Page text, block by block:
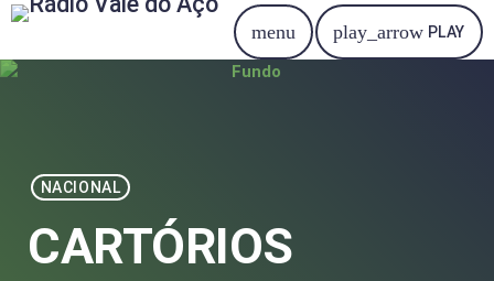
menu play_arrow PLAY
NACIONAL
CARTÓRIOS